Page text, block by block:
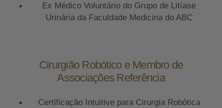
Ex Médico Voluntário do Grupo de Litíase
Urinária da Faculdade Medicina do ABC
Cirurgião Robótico e Membro de
Associações Referência
Certificação Intuitive para Cirurgia Robótica